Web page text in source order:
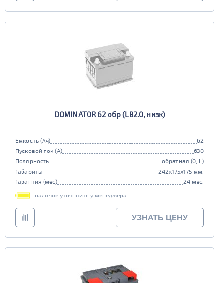
DOMINATOR 62 обр (LB2.0, низк)
Емкость (Ач)
62
Пусковой ток (А)
630
Полярность
обратная (0, L)
Габариты
242x175x175 мм.
Гарантия (мес)
24 мес.
наличие уточняйте у менеджера
УЗНАТЬ ЦЕНУ